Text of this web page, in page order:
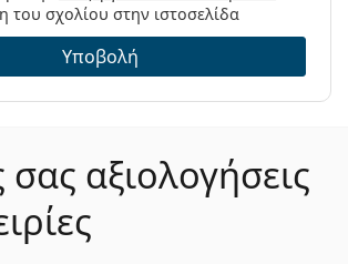
του σχολίου στην ιστοσελίδα
Υποβολή
σας αξιολογήσεις